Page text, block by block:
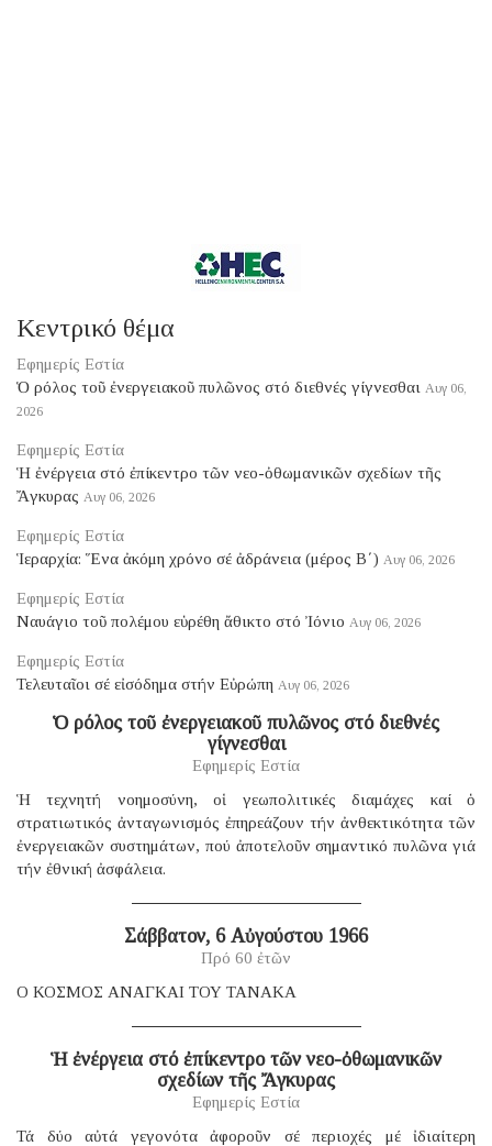
Κεντρικό θέμα
Εφημερίς Εστία
Ὁ ρόλος τοῦ ἐνεργειακοῦ πυλῶνος στό διεθνές γίγνεσθαι Αυγ 06,
2026
Εφημερίς Εστία
Ἡ ἐνέργεια στό ἐπίκεντρο τῶν νεο-ὀθωμανικῶν σχεδίων τῆς
Ἄγκυρας Αυγ 06, 2026
Εφημερίς Εστία
Ἱεραρχία: Ἕνα ἀκόμη χρόνο σέ ἀδράνεια (μέρος B΄) Αυγ 06, 2026
Εφημερίς Εστία
Ναυάγιο τοῦ πολέμου εὑρέθη ἄθικτο στό Ἰόνιο Αυγ 06, 2026
Εφημερίς Εστία
Τελευταῖοι σέ εἰσόδημα στήν Εὐρώπη Αυγ 06, 2026
Ὁ ρόλος τοῦ ἐνεργειακοῦ πυλῶνος στό διεθνές
γίγνεσθαι
Εφημερίς Εστία
Ἡ τεχνητή νοημοσύνη, οἱ γεωπολιτικές διαμάχες καί ὁ
στρατιωτικός ἀνταγωνισμός ἐπηρεάζουν τήν ἀνθεκτικότητα τῶν
ἐνεργειακῶν συστημάτων, πού ἀποτελοῦν σημαντικό πυλῶνα γιά
τήν ἐθνική ἀσφάλεια.
Σάββατον, 6 Αὐγούστου 1966
Πρό 60 ἐτῶν
Ο ΚΟΣΜΟΣ ΑΝΑΓΚΑΙ ΤΟΥ ΤΑΝΑΚΑ
Ἡ ἐνέργεια στό ἐπίκεντρο τῶν νεο-ὀθωμανικῶν
σχεδίων τῆς Ἄγκυρας
Εφημερίς Εστία
Τά δύο αὐτά γεγονότα ἀφοροῦν σέ περιοχές μέ ἰδιαίτερη